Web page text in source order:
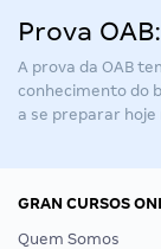
Prova
A prova da OAB
conhecimento do
a se preparar
GRAN CURSOS
Quem Somos